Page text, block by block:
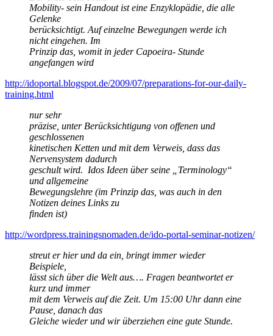
Mobility- sein Handout ist eine Enzyklopädie, die alle
Gelenke
berücksichtigt. Auf einzelne Bewegungen werde ich
nicht eingehen. Im
Prinzip das, womit in jeder Capoeira- Stunde
angefangen wird
http://idoportal.blogspot.de/2009/07/preparations-for-our-daily-
training.html
nur sehr
präzise, unter Berücksichtigung von offenen und
geschlossenen
kinetischen Ketten und mit dem Verweis, dass das
Nervensystem dadurch
geschult wird. Idos Ideen über seine „Terminology“
und allgemeine
Bewegungslehre (im Prinzip das, was auch in den
Notizen deines Links zu
finden ist)
http://wordpress.trainingsnomaden.de/ido-portal-seminar-notizen/
streut er hier und da ein, bringt immer wieder
Beispiele,
lässt sich über die Welt aus…. Fragen beantwortet er
kurz und immer
mit dem Verweis auf die Zeit. Um 15:00 Uhr dann eine
Pause, danach das
Gleiche wieder und wir überziehen eine gute Stunde.